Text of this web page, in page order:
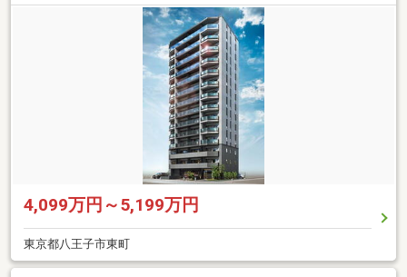
4,099万円～5,199万円
東京都八王子市東町